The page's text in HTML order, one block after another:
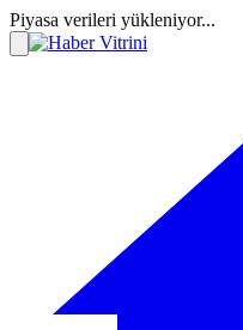
Piyasa verileri yükleniyor...